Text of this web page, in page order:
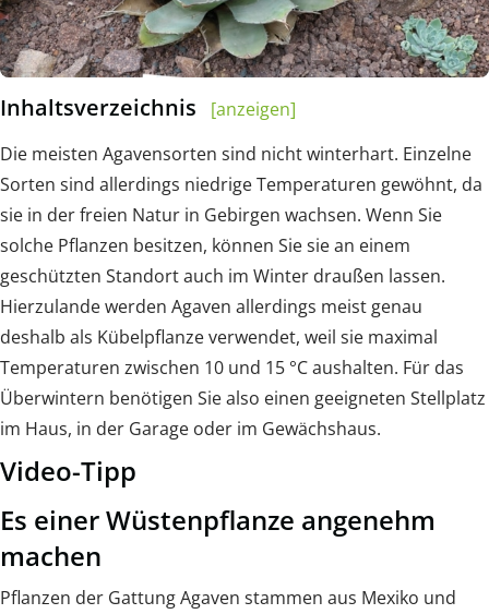
Inhaltsverzeichnis
[anzeigen]
Die meisten Agavensorten sind nicht winterhart. Einzelne
Sorten sind allerdings niedrige Temperaturen gewöhnt, da
sie in der freien Natur in Gebirgen wachsen. Wenn Sie
solche Pflanzen besitzen, können Sie sie an einem
geschützten Standort auch im Winter draußen lassen.
Hierzulande werden Agaven allerdings meist genau
deshalb als Kübelpflanze verwendet, weil sie maximal
Temperaturen zwischen 10 und 15 °C aushalten. Für das
Überwintern benötigen Sie also einen geeigneten Stellplatz
im Haus, in der Garage oder im Gewächshaus.
Video-Tipp
Es einer Wüstenpflanze angenehm
machen
Pflanzen der Gattung Agaven stammen aus Mexiko und